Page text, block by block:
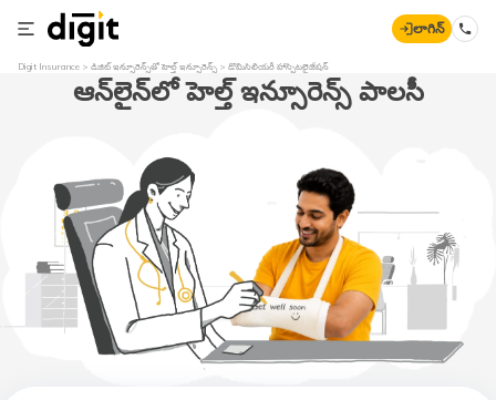
లాగిన్
Digit Insurance డిజిట్​ ఇన్సూరెన్స్​తో హెల్త్​ ఇన్సూరెన్స్​ డొమిసిలియరీ హాస్పిటలైజేషన్
ఆన్​లైన్​లో హెల్త్​ ఇన్సూరెన్స్​ పాలసీ